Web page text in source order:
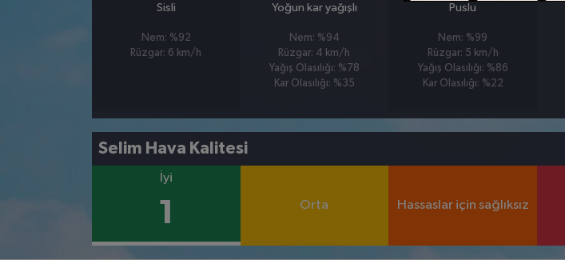
Sisli
Nem: %92
Rüzgar: 6 km/h
Yoğun kar yağışlı
Nem: %94
Rüzgar: 4 km/h
Yağış Olasılığı: %78
Kar Olasılığı: %35
Puslu
Nem: %99
Rüzgar: 5 km/h
Yağış Olasılığı: %86
Kar Olasılığı: %22
Selim Hava Kalitesi
İyi
1 Orta Hassaslar için sağlıksız